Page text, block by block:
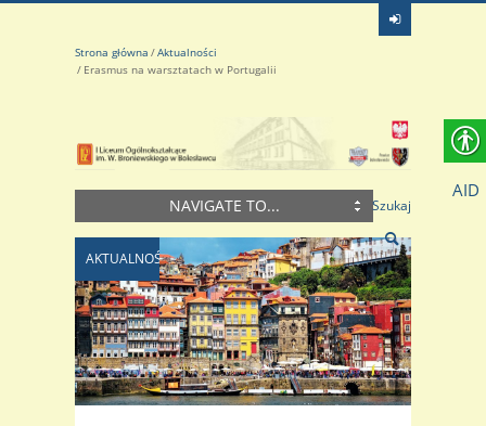
Strona główna
Aktualności
Erasmus na warsztatach w Portugalii
NAVIGATE TO... Szukaj
AKTUALNOŚCI
AID